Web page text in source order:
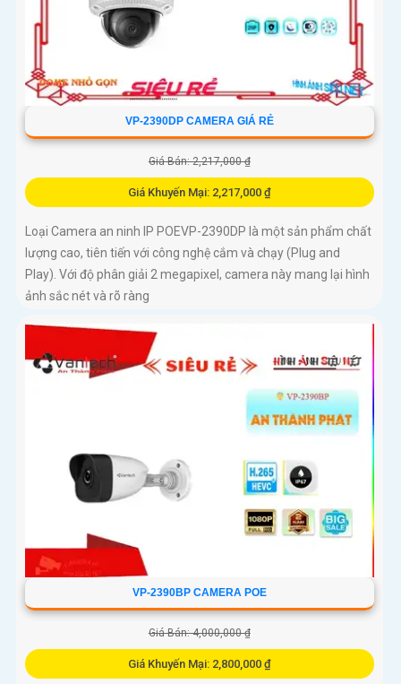
VP-2390DP CAMERA GIÁ RẺ
Giá Bán: 2,217,000 ₫
Giá Khuyến Mại: 2,217,000 ₫
Loại Camera an ninh IP POEVP-2390DP là một sản phẩm chất
lượng cao, tiên tiến với công nghệ cắm và chạy (Plug and
Play). Với độ phân giải 2 megapixel, camera này mang lại hình
ảnh sắc nét và rõ ràng
VP-2390BP CAMERA POE
Giá Bán: 4,000,000 ₫
Giá Khuyến Mại: 2,800,000 ₫